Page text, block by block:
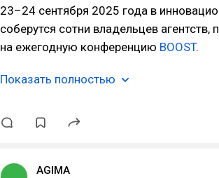
23–24 сентября 2025 года в
соберутся сотни владельцев
на ежегодную конференцию BOOST.
Показать полностью
AGIMA